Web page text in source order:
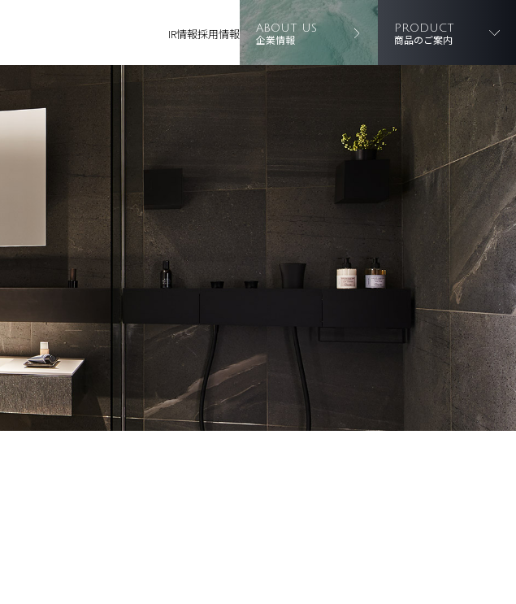
IR情報採用情報 ABOUT US
企業情報
PRODUCT
商品のご案内